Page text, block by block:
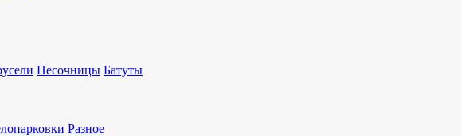
Песочницы Батуты
Разное